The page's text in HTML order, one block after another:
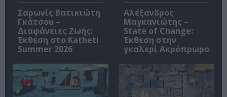
Σαρωνίς Βατικιώτη
Γκάτσου –
Διαφάνειες Ζωής:
Έκθεση στο Katheti
Summer 2026
Αλέξανδρος
Μαγκανιώτης –
State of Change:
Έκθεση στην
γκαλερί Ακρόπρωρο